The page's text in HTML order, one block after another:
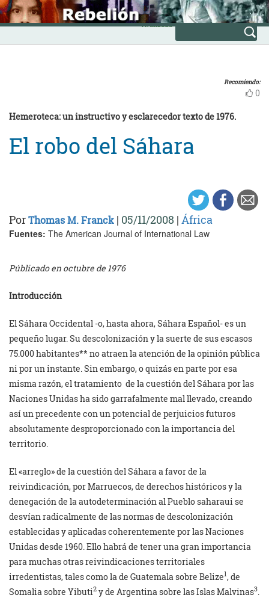
Skip
to
content
INICIO
Avanzada
Recomiendo:
0
Hemeroteca: un instructivo y esclarecedor texto de 1976.
El robo del Sáhara
PorThomas M. Franck | 05/11/2008 | África
Fuentes: The American Journal of International Law
Públicado en octubre de 1976
Introducción
El Sáhara Occidental -o, hasta ahora, Sáhara Español- es un
pequeño lugar. Su descolonización y la suerte de sus escasos
75.000 habitantes** no atraen la atención de la opinión pública
ni por un instante. Sin embargo, o quizás en parte por esa
misma razón, el tratamiento de la cuestión del Sáhara por las
Naciones Unidas ha sido garrafalmente mal llevado, creando
así un precedente con un potencial de perjuicios futuros
absolutamente desproporcionado con la importancia del
territorio.
El «arreglo» de la cuestión del Sáhara a favor de la
reivindicación, por Marruecos, de derechos históricos y la
denegación de la autodeterminación al Pueblo saharaui se
desvían radicalmente de las normas de descolonización
establecidas y aplicadas coherentemente por las Naciones
Unidas desde 1960. Ello habrá de tener una gran importancia
para muchas otras reivindicaciones territoriales
irredentistas, tales como la de Guatemala sobre Belize1, de
Somalia sobre Yibuti2 y de Argentina sobre las Islas Malvinas3